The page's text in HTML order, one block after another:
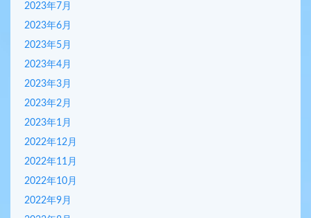
2023年7月
2023年6月
2023年5月
2023年4月
2023年3月
2023年2月
2023年1月
2022年12月
2022年11月
2022年10月
2022年9月